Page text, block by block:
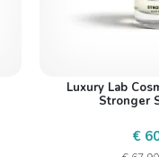
Luxury Lab
Stronger
€